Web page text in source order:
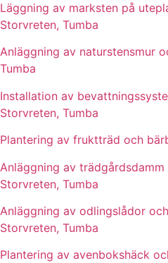
Läggning av marksten på
Storvreten, Tumba
Anläggning av naturstensmur
Tumba
Installation av
Storvreten, Tumba
Plantering av fruktträd och
Anläggning av
Storvreten, Tumba
Anläggning av odlingslådor
Storvreten, Tumba
Plantering av avenbokshäck